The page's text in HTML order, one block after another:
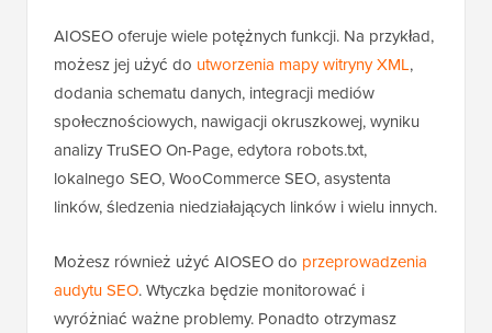
AIOSEO oferuje wiele potężnych funkcji. Na przykład,
możesz jej użyć do utworzenia mapy witryny XML,
dodania schematu danych, integracji mediów
społecznościowych, nawigacji okruszkowej, wyniku
analizy TruSEO On-Page, edytora robots.txt,
lokalnego SEO, WooCommerce SEO, asystenta
linków, śledzenia niedziałających linków i wielu innych.
Możesz również użyć AIOSEO do przeprowadzenia
audytu SEO. Wtyczka będzie monitorować i
wyróżniać ważne problemy. Ponadto otrzymasz